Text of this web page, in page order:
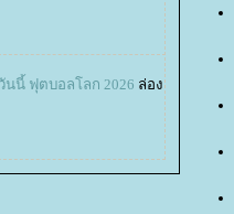
นี้ ฟุตบอลโลก 2026 ล่อง